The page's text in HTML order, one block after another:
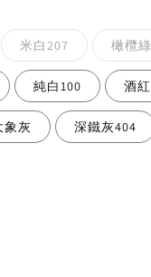
米白207 橄欖綠
純白100 酒紅
象灰 深鐵灰404